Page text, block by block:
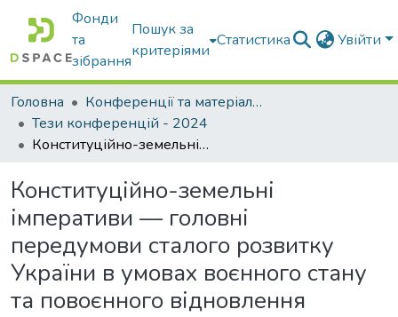
Фонди
та
зібрання
Пошук за
критеріями
Статистика Увійти
Головна
Конференції та матеріали конференцій
Тези конференцій - 2024
Конституційно-земельні імперативи — головні передумови сталого розвитку України в умовах воєнного стану та повоєнного відновлення
Конституційно-земельні
імперативи — головні
передумови сталого розвитку
України в умовах воєнного стану
та повоєнного відновлення